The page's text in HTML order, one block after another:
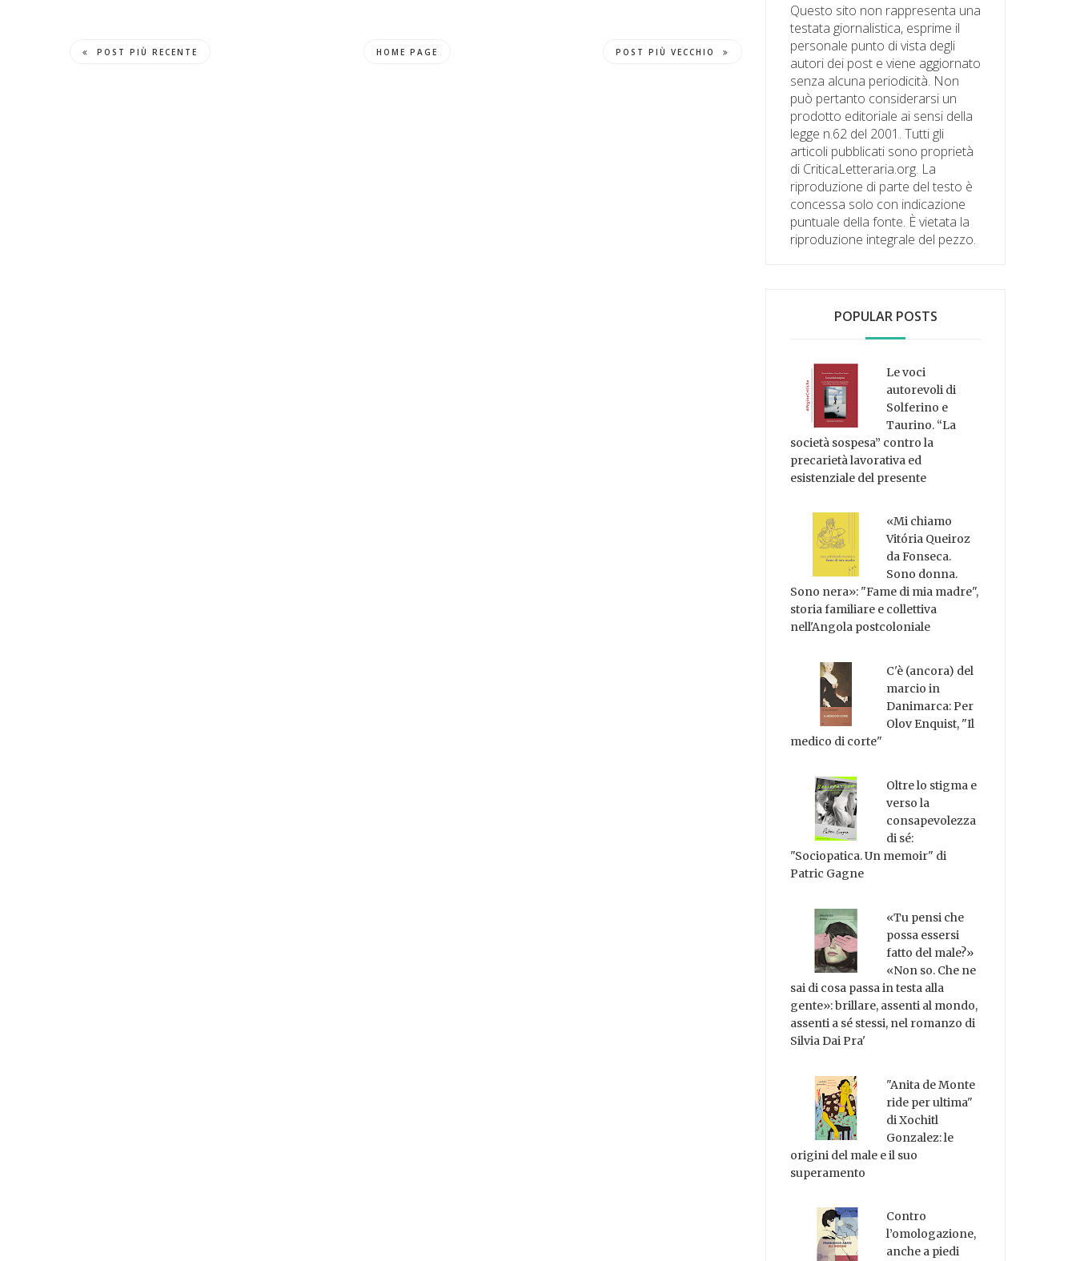
POST PIÙ RECENTE HOME PAGE POST PIÙ VECCHIO
Questo sito non rappresenta una
testata giornalistica, esprime il
personale punto di vista degli
autori dei post e viene aggiornato
senza alcuna periodicità. Non
può pertanto considerarsi un
prodotto editoriale ai sensi della
legge n.62 del 2001. Tutti gli
articoli pubblicati sono proprietà
di CriticaLetteraria.org. La
riproduzione di parte del testo è
concessa solo con indicazione
puntuale della fonte. È vietata la
riproduzione integrale del pezzo.
POPULAR POSTS
Le voci
autorevoli di
Solferino e
Taurino. “La
società sospesa” contro la
precarietà lavorativa ed
esistenziale del presente
«Mi chiamo
Vitória Queiroz
da Fonseca.
Sono donna.
Sono nera»: "Fame di mia madre",
storia familiare e collettiva
nell'Angola postcoloniale
C'è (ancora) del
marcio in
Danimarca: Per
Olov Enquist, "Il
medico di corte"
Oltre lo stigma e
verso la
consapevolezza
di sé:
"Sociopatica. Un memoir" di
Patric Gagne
«Tu pensi che
possa essersi
fatto del male?»
«Non so. Che ne
sai di cosa passa in testa alla
gente»: brillare, assenti al mondo,
assenti a sé stessi, nel romanzo di
Silvia Dai Pra'
"Anita de Monte
ride per ultima"
di Xochitl
Gonzalez: le
origini del male e il suo
superamento
Contro
l’omologazione,
anche a piedi